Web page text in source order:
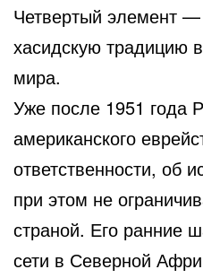
Четвертый элемент
хасидскую традицию
мира.
Уже после 1951 года
американского
ответственности, об
при этом не
страной. Его ранние
сети в Северной